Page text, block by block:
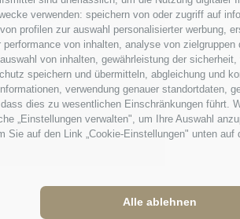
verwenden: speichern von oder zugriff auf
profilen zur auswahl personalisierter werbung,
von inhalten, analyse von
von inhalten, gewährleistung der
speichern und übermitteln, abgleichung und
verwendung genauer standortdaten,
dies zu wesentlichen Einschränkungen führt.
„Einstellungen verwalten", um Ihre Auswahl
auf den Link „Cookie-Einstellungen" unten
Alle ablehnen